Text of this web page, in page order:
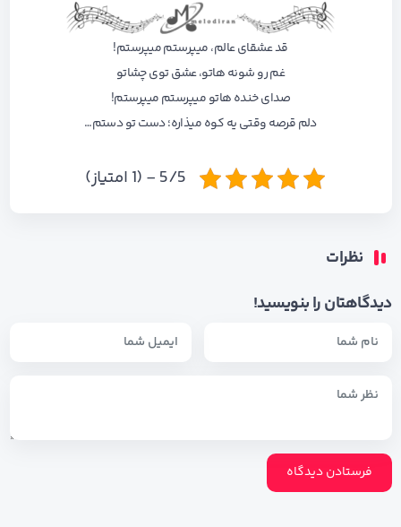
قد عشقای عالم، میپرستم میپرستم!
غم رو شونه هاتو، عشق توی چشاتو
صدای خنده هاتو میپرستم میپرستم!
دلم قرصه وقتی یه کوه میذاره؛ دست تو دستم…
5/5 - (1 امتیاز)
نظرات
دیدگاهتان را بنویسید!